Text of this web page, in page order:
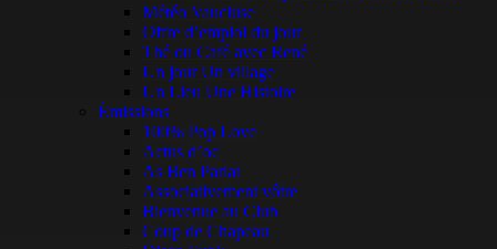
Météo Vaucluse
Offre d’emploi du jour
Thé ou Café avec René
Un jour Un village
Un Lieu Une Histoire
Émissions
100% Pop Love
Actus d’oc
As Ben Parlat
Associativement vôtre
Bienvenue au Club
Coup de Chapeau